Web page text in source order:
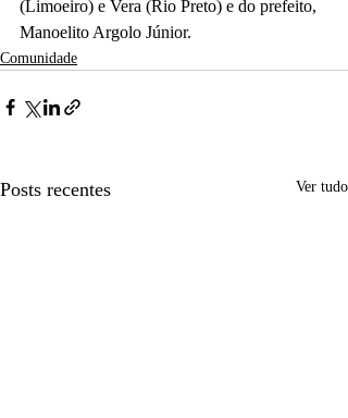
(Limoeiro) e Vera (Rio Preto) e do prefeito,
Manoelito Argolo Júnior.
Comunidade
Posts recentes Ver tudo